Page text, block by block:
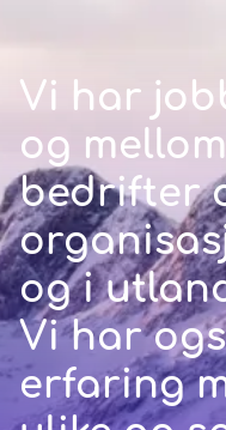
Vi har
og
bedrifter
og i
Vi har
erfaring